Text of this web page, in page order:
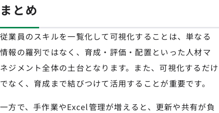
まとめ
従業員のスキルを一覧化して可視化することは、単なる
情報の羅列ではなく、育成・評価・配置といった人材マ
ネジメント全体の土台となります。また、可視化するだけ
でなく、育成まで結びつけて活用することが重要です。
一方で、手作業やExcel管理が増えると、更新や共有が負